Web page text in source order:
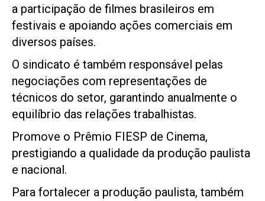
a participação de filmes brasileiros em
festivais e apoiando ações comerciais em
diversos países.
O sindicato é também responsável pelas
negociações com representações de
técnicos do setor, garantindo anualmente o
equilíbrio das relações trabalhistas.
Promove o Prêmio FIESP de Cinema,
prestigiando a qualidade da produção paulista
e nacional.
Para fortalecer a produção paulista, também